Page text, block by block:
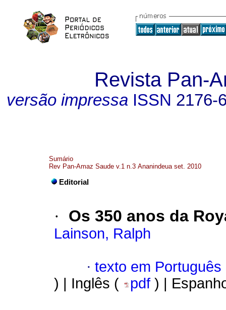
Revista Pan-
versão impressa ISSN 2176-
Sumário
Rev Pan-Amaz Saude v.1 n.3 Ananindeua set. 2010
Editorial
· Os 350 anos da
Lainson, Ralph
· texto em Português
) | Inglês (
pdf ) |